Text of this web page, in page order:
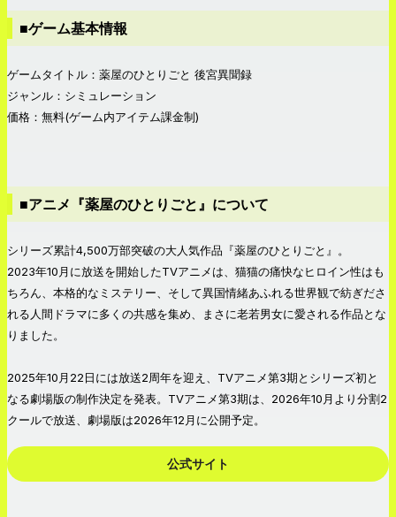
■ゲーム基本情報
ゲームタイトル：薬屋のひとりごと 後宮異聞録
ジャンル：シミュレーション
価格：無料(ゲーム内アイテム課金制)
■アニメ『薬屋のひとりごと』について
シリーズ累計4,500万部突破の大人気作品『薬屋のひとりごと』。
2023年10月に放送を開始したTVアニメは、猫猫の痛快なヒロイン性はも
ちろん、本格的なミステリー、そして異国情緒あふれる世界観で紡ぎださ
れる人間ドラマに多くの共感を集め、まさに老若男女に愛される作品とな
りました。
2025年10月22日には放送2周年を迎え、TVアニメ第3期とシリーズ初と
なる劇場版の制作決定を発表。TVアニメ第3期は、2026年10月より分割2
クールで放送、劇場版は2026年12月に公開予定。
公式サイト